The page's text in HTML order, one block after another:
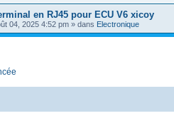
en RJ45 pour ECU V6 xicoy
04, 2025 4:52 pm » dans Electronique